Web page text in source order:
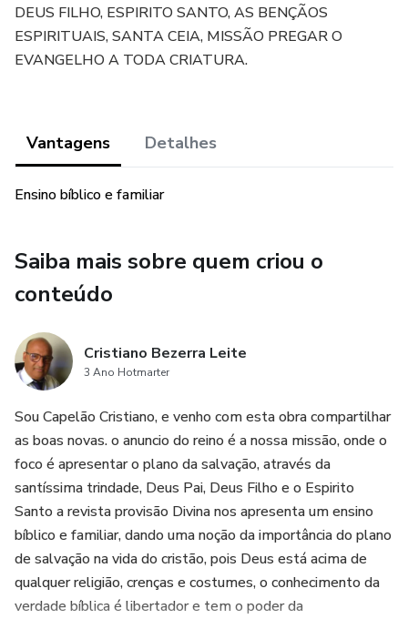
DEUS FILHO, ESPIRITO SANTO, AS BENÇÃOS
ESPIRITUAIS, SANTA CEIA, MISSÃO PREGAR O
EVANGELHO A TODA CRIATURA.
Vantagens Detalhes
Ensino bíblico e familiar
Saiba mais sobre quem criou o
conteúdo
Cristiano Bezerra Leite
3 Ano Hotmarter
Sou Capelão Cristiano, e venho com esta obra compartilhar
as boas novas. o anuncio do reino é a nossa missão, onde o
foco é apresentar o plano da salvação, através da
santíssima trindade, Deus Pai, Deus Filho e o Espirito
Santo a revista provisão Divina nos apresenta um ensino
bíblico e familiar, dando uma noção da importância do plano
de salvação na vida do cristão, pois Deus está acima de
qualquer religião, crenças e costumes, o conhecimento da
verdade bíblica é libertador e tem o poder da